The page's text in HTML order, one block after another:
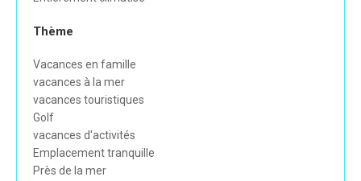
Thème
Vacances en famille
vacances à la mer
vacances touristiques
Golf
vacances d'activités
Emplacement tranquille
Près de la mer